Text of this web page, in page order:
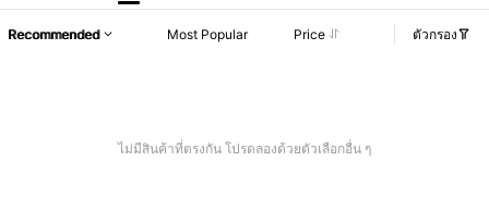
Recommended Most Popular Price ตัวกรอง
ไม่มีสินค้าที่ตรงกัน โปรดลองด้วยตัวเลือกอื่น ๆ